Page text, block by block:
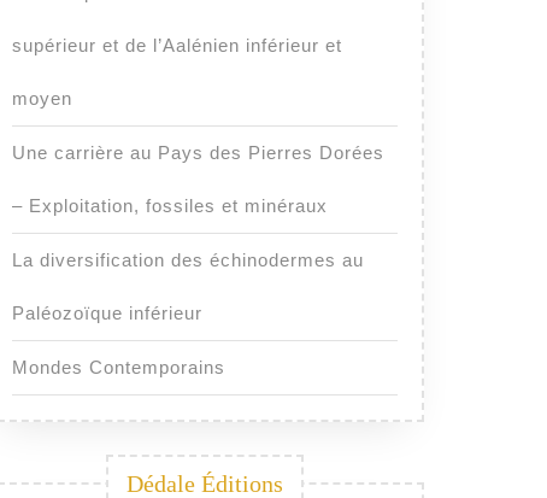
supérieur et de l’Aalénien inférieur et
moyen
Une carrière au Pays des Pierres Dorées
– Exploitation, fossiles et minéraux
La diversification des échinodermes au
Paléozoïque inférieur
Mondes Contemporains
Dédale Éditions